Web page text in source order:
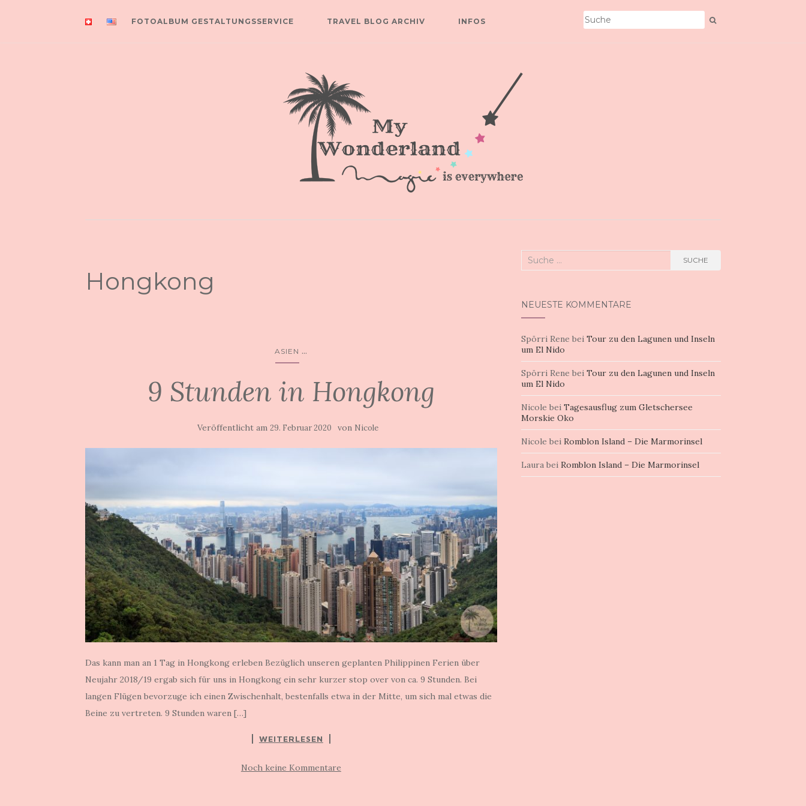
FOTOALBUM GESTALTUNGSSERVICE TRAVEL BLOG ARCHIV INFOS
Hongkong
ASIEN ...
9 Stunden in Hongkong
Veröffentlicht am29. Februar 2020 von Nicole
Das kann man an 1 Tag in Hongkong erleben Bezüglich unseren geplanten Philippinen Ferien über
Neujahr 2018/19 ergab sich für uns in Hongkong ein sehr kurzer stop over von ca. 9 Stunden. Bei
langen Flügen bevorzuge ich einen Zwischenhalt, bestenfalls etwa in der Mitte, um sich mal etwas die
Beine zu vertreten. 9 Stunden waren […]
WEITERLESEN
Noch keine Kommentare
Suche
SUCHE
NEUESTE KOMMENTARE
Spörri Rene bei Tour zu den Lagunen und Inseln
um El Nido
Spörri Rene bei Tour zu den Lagunen und Inseln
um El Nido
Nicole bei Tagesausflug zum Gletschersee
Morskie Oko
Nicole bei Romblon Island – Die Marmorinsel
Laurabei Romblon Island – Die Marmorinsel